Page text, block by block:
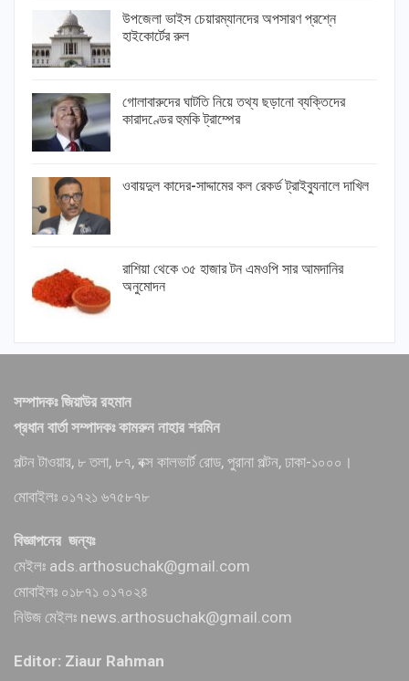
উপজেলা ভাইস চেয়ারম্যানদের অপসারণ প্রশ্নে
হাইকোর্টের রুল
গোলাবারুদের ঘাটতি নিয়ে তথ্য ছড়ানো ব্যক্তিদের
কারাদণ্ডের হুমকি ট্রাম্পের
ওবায়দুল কাদের-সাদ্দামের কল রেকর্ড ট্রাইব্যুনালে দাখিল
রাশিয়া থেকে ৩৫ হাজার টন এমওপি সার আমদানির
অনুমোদন
সম্পাদকঃ জিয়াউর রহমান
প্রধান বার্তা সম্পাদকঃ কামরুন নাহার শরমিন
পল্টন টাওয়ার, ৮ তলা, ৮৭, বক্স কালভার্ট রোড, পুরানা পল্টন, ঢাকা-১০০০।
মোবাইলঃ ০১৭২১ ৬৭৫৮৭৮
বিজ্ঞাপনের জন্যঃ
মেইলঃ ads.arthosuchak@gmail.com
মোবাইলঃ ০১৮৭১ ০১৭০২৪
নিউজ মেইলঃ news.arthosuchak@gmail.com
Editor: Ziaur Rahman